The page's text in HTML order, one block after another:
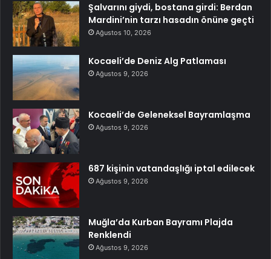
Şalvarını giydi, bostana girdi: Berdan
Mardini’nin tarzı hasadın önüne geçti
Ağustos 10, 2026
Kocaeli’de Deniz Alg Patlaması
Ağustos 9, 2026
Kocaeli’de Geleneksel Bayramlaşma
Ağustos 9, 2026
687 kişinin vatandaşlığı iptal edilecek
Ağustos 9, 2026
Muğla’da Kurban Bayramı Plajda
Renklendi
Ağustos 9, 2026